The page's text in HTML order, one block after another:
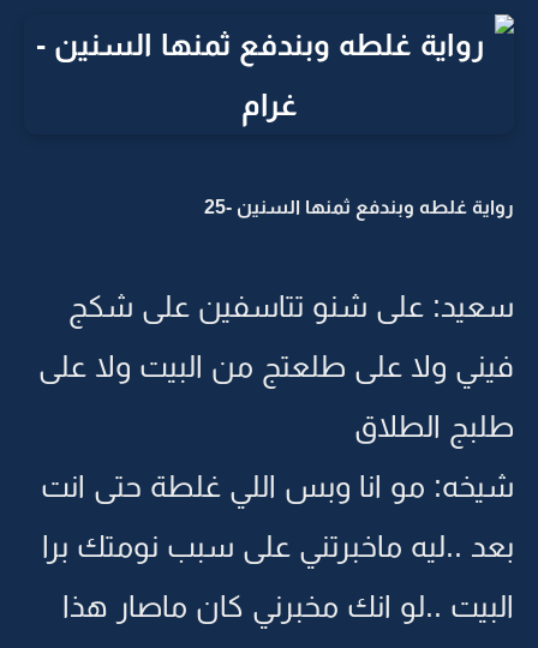
رواية غلطه وبندفع ثمنها السنين -25
سعيد: على شنو تتاسفين على شكج
فيني ولا على طلعتج من البيت ولا على
طلبج الطلاق
شيخه: مو انا وبس اللي غلطة حتى انت
بعد ..ليه ماخبرتني على سبب نومتك برا
البيت ..لو انك مخبرني كان ماصار هذا